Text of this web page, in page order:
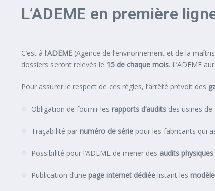
L’ADEME en première
C’est à l’ADEME (Agence de l’environnement et de la
dossiers seront relevés le 15 de chaque mois. L’ADEME
Pour assurer le respect de ces règles, l’arrêté prévoit des
Obligation de fournir les rapports d’audits des usines
Traçabilité par numéro de série pour les fabricants qui
Possibilité pour l’ADEME de mener des audits
Publication d’une page internet dédiée listant les